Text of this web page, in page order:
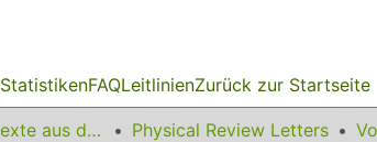
StatistikenFAQLeitlinienZurück zur Startseite
Sonstige Volltexte aus dem Bibliotheksangebot Physical Review Letters